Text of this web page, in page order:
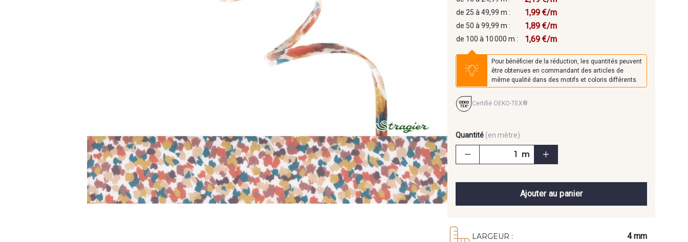
de 25 à 49,99 m : 1,99 €/m
de 50 à 99,99 m : 1,89 €/m
de 100 à 10 000 m : 1,69 €/m
Pour bénéficier de la réduction, les quantités peuvent
être obtenues en commandant des articles de
même qualité dans des motifs et coloris différents.
Certifié OEKO-TEX®
Quantité (en mètre)
m
Ajouter au panier
LARGEUR : 4 mm